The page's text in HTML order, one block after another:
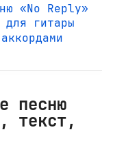
«No Reply»
для гитары
песню
текст,